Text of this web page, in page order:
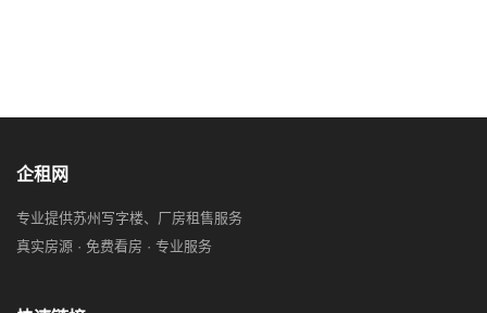
企租网
专业提供苏州写字楼、厂房租售服务
真实房源 · 免费看房 · 专业服务